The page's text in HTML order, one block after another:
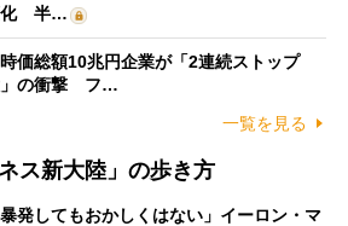
化 半…
時価総額10兆円企業が「2連続ストップ
」の衝撃 フ…
一覧を見る
ス新大陸」の歩き方
暴発してもおかしくはない」イーロン・マ